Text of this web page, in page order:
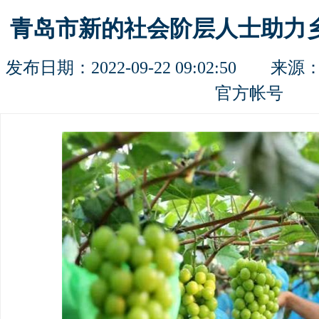
青岛市新的社会阶层人士助力
发布日期：2022-09-22 09:02:50 来源
官方帐号